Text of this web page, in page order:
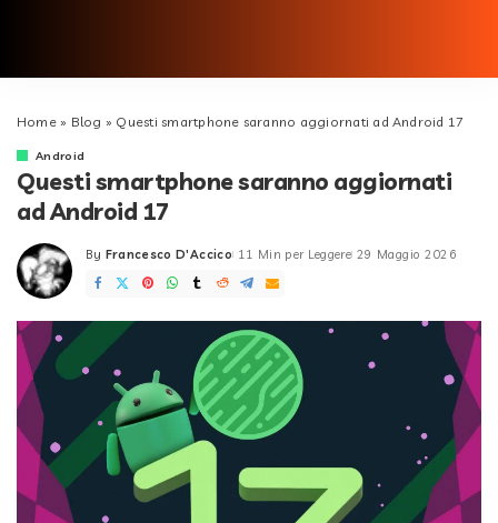
Home» Blog » Questi smartphone saranno aggiornati ad Android 17
Android
Questi smartphone saranno aggiornati
ad Android 17
Posted
by
By Francesco D'Accico 11 Min per Leggere 29 Maggio 2026